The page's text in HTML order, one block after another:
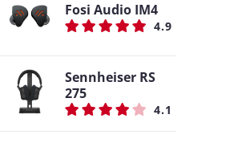
Fosi Audio IM4
4.9
Sennheiser RS
275
4.1